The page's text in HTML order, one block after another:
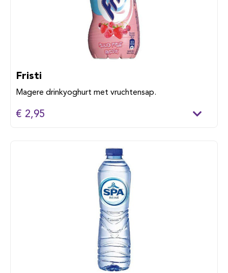
Fristi
Magere drinkyoghurt met vruchtensap.
€ 2,95